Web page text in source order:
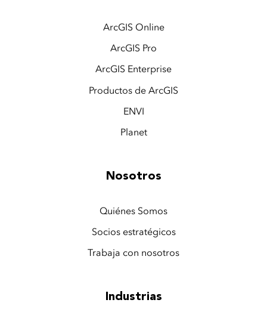
ArcGIS Online
ArcGIS Pro
ArcGIS Enterprise
Productos de ArcGIS
ENVI
Planet
Nosotros
Quiénes Somos
Socios estratégicos
Trabaja con nosotros
Industrias